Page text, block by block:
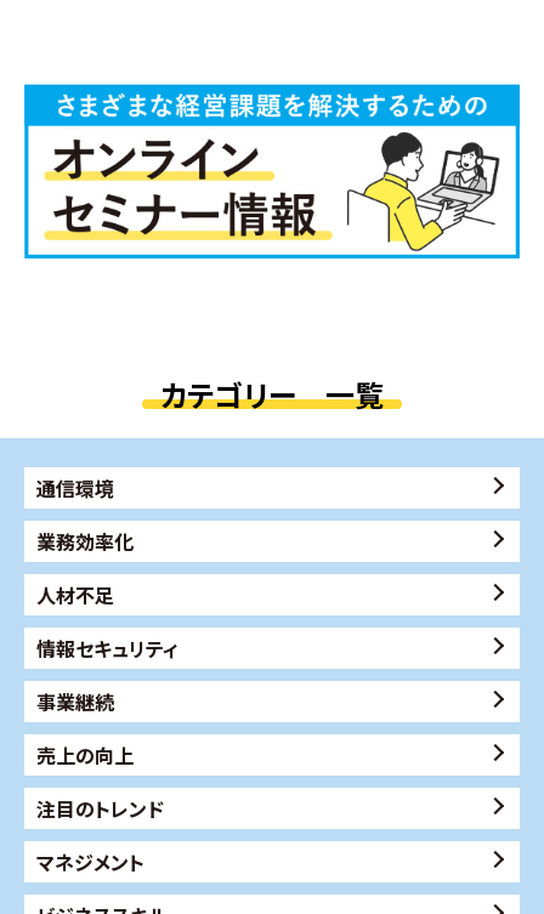
カテゴリー 一覧
通信環境
業務効率化
人材不足
情報セキュリティ
事業継続
売上の向上
注目のトレンド
マネジメント